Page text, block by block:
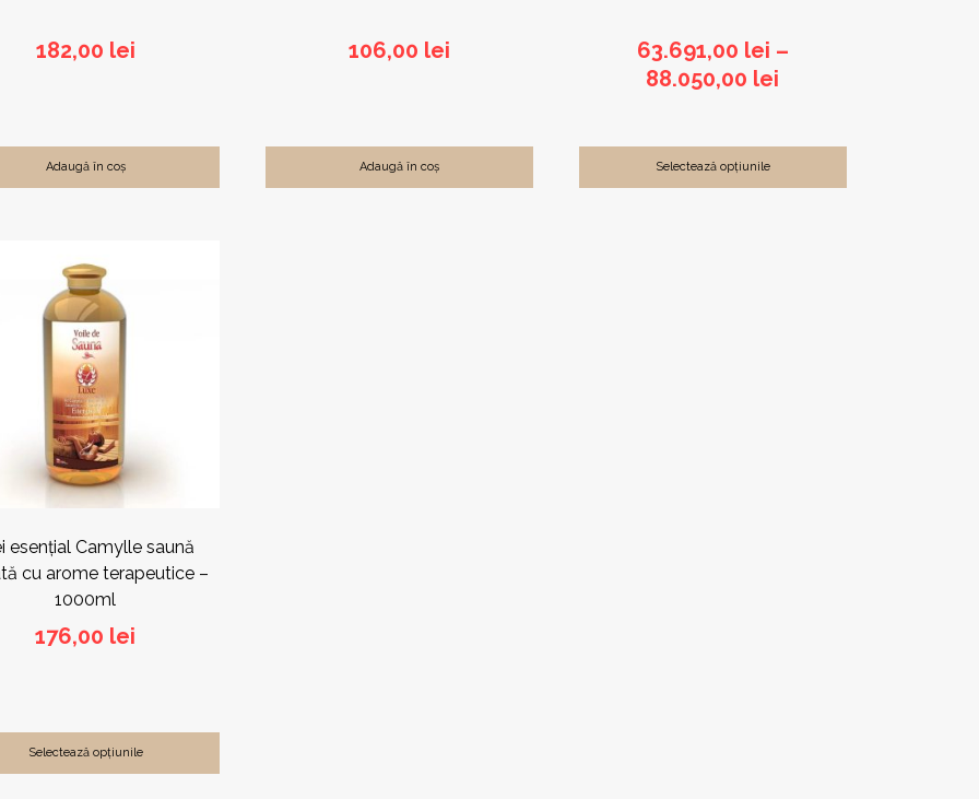
182,00 lei
Adaugă în coș
106,00 lei
Adaugă în coș
63.691,00 lei –
88.050,00 lei
până
Selectează opțiunile
esențial Camylle saună
cu arome terapeutice –
1000ml
176,00 lei
Selectează opțiunile